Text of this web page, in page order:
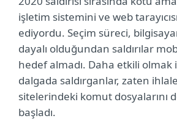
işletim sistemini ve web
ediyordu. Seçim süreci, bilgisayar
dayalı olduğundan saldırılar
hedef almadı. Daha etkili olmak
dalgada saldırganlar, zaten
sitelerindeki komut dosyalarını
başladı.